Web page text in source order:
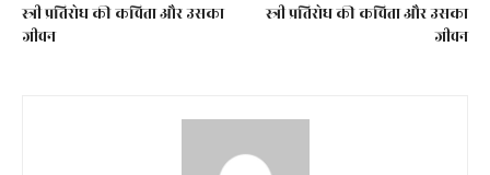
स्त्री प्रतिरोध की कविता और उसका
जीवन
स्त्री प्रतिरोध की कविता और उसका
जीवन